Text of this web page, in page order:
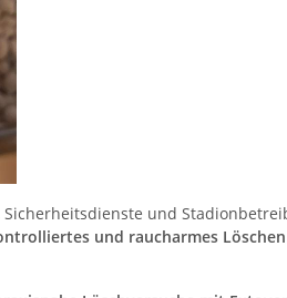
und
und raucharmes Löschen